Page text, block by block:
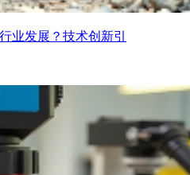
业发展？技术创新引